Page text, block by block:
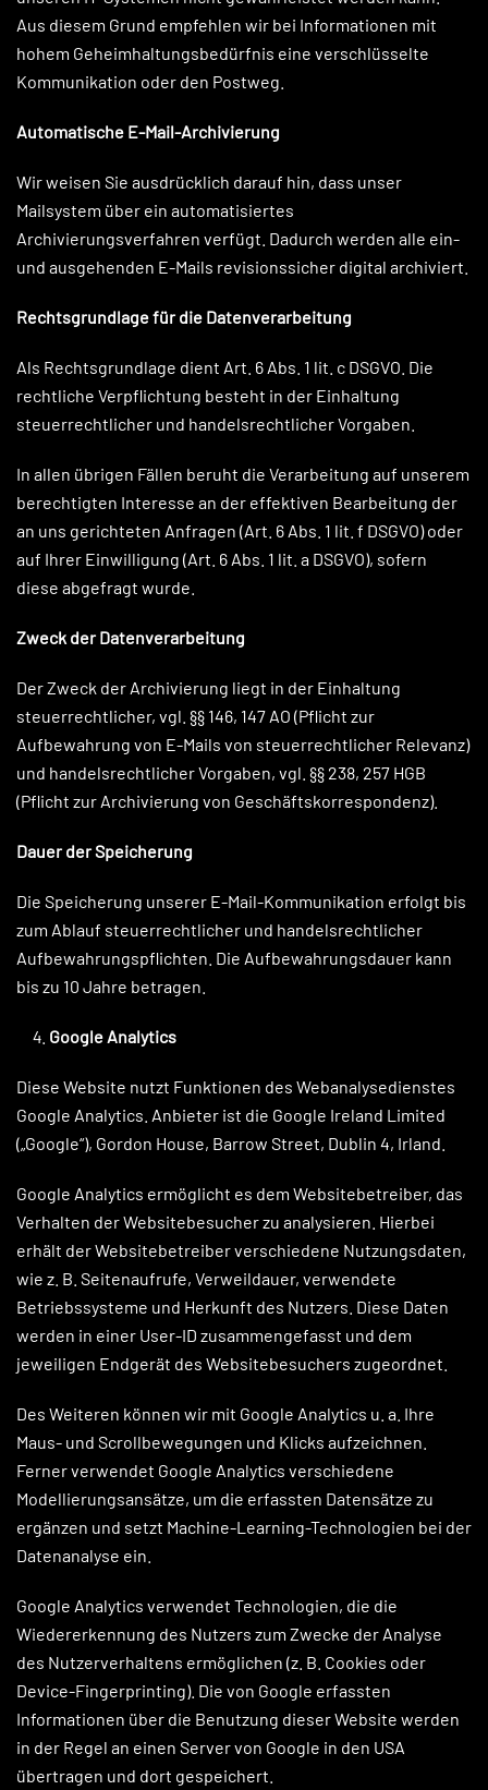
Aus diesem Grund empfehlen wir bei Informationen mit
hohem Geheimhaltungsbedürfnis eine verschlüsselte
Kommunikation oder den Postweg.
Automatische E-Mail-Archivierung
Wir weisen Sie ausdrücklich darauf hin, dass unser
Mailsystem über ein automatisiertes
Archivierungsverfahren verfügt. Dadurch werden alle ein-
und ausgehenden E-Mails revisionssicher digital archiviert.
Rechtsgrundlage für die Datenverarbeitung
Als Rechtsgrundlage dient Art. 6 Abs. 1 lit. c DSGVO. Die
rechtliche Verpflichtung besteht in der Einhaltung
steuerrechtlicher und handelsrechtlicher Vorgaben.
In allen übrigen Fällen beruht die Verarbeitung auf unserem
berechtigten Interesse an der effektiven Bearbeitung der
an uns gerichteten Anfragen (Art. 6 Abs. 1 lit. f DSGVO) oder
auf Ihrer Einwilligung (Art. 6 Abs. 1 lit. a DSGVO), sofern
diese abgefragt wurde.
Zweck der Datenverarbeitung
Der Zweck der Archivierung liegt in der Einhaltung
steuerrechtlicher, vgl. §§ 146, 147 AO (Pflicht zur
Aufbewahrung von E-Mails von steuerrechtlicher Relevanz)
und handelsrechtlicher Vorgaben, vgl. §§ 238, 257 HGB
(Pflicht zur Archivierung von Geschäftskorrespondenz).
Dauer der Speicherung
Die Speicherung unserer E-Mail-Kommunikation erfolgt bis
zum Ablauf steuerrechtlicher und handelsrechtlicher
Aufbewahrungspflichten. Die Aufbewahrungsdauer kann
bis zu 10 Jahre betragen.
Google Analytics
Diese Website nutzt Funktionen des Webanalysedienstes
Google Analytics. Anbieter ist die Google Ireland Limited
(„Google“), Gordon House, Barrow Street, Dublin 4, Irland.
Google Analytics ermöglicht es dem Websitebetreiber, das
Verhalten der Websitebesucher zu analysieren. Hierbei
erhält der Websitebetreiber verschiedene Nutzungsdaten,
wie z. B. Seitenaufrufe, Verweildauer, verwendete
Betriebssysteme und Herkunft des Nutzers. Diese Daten
werden in einer User-ID zusammengefasst und dem
jeweiligen Endgerät des Websitebesuchers zugeordnet.
Des Weiteren können wir mit Google Analytics u. a. Ihre
Maus- und Scrollbewegungen und Klicks aufzeichnen.
Ferner verwendet Google Analytics verschiedene
Modellierungsansätze, um die erfassten Datensätze zu
ergänzen und setzt Machine-Learning-Technologien bei der
Datenanalyse ein.
Google Analytics verwendet Technologien, die die
Wiedererkennung des Nutzers zum Zwecke der Analyse
des Nutzerverhaltens ermöglichen (z. B. Cookies oder
Device-Fingerprinting). Die von Google erfassten
Informationen über die Benutzung dieser Website werden
in der Regel an einen Server von Google in den USA
übertragen und dort gespeichert.